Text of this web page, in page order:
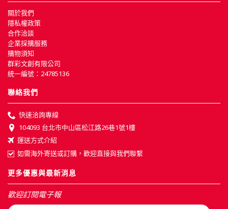
關於我們
隱私權政策
合作洽談
企業採購服務
購物須知
群彩文創有限公司
統一編號：24785136
聯絡我們
快速洽詢專線
104093 台北市中山區松江路26巷1號1樓
運送方式介紹
如需海外寄送或訂購，歡迎直接與我們聯繫
更多優惠與最新消息
歡迎訂閱電子報